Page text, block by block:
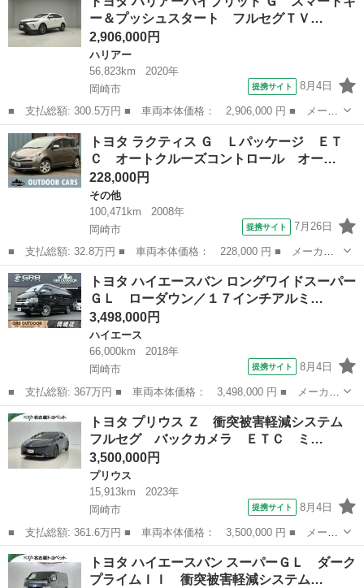
ランドキャビン 新車未登録／４列１０人乗り／４ＷＤ／寒冷地仕様
／パノラミ...
ー＆プッシュスタート フルセグＴＶ…
2,906,000円
ハリアー
56,823km
2020年
岡崎市
提携サイト 8月4日
■ 支払総額: 300.5万円 ■ 車両本体価格： 2,906,000 円 ■ メーカ
ー名： トヨタ ■ 車種名： ハリアーハイブリッド ■ グレード
名： Ｇ スマートキー＆プッシュスタート フルセグＴＶ ＡＵ
Ｘ ＬＥＤラ...
愛知 岡崎市 ハリアー
トヨタ ラクティス Ｇ Ｌパッケージ ＥＴ
Ｃ オートクルーズコントロール オー…
228,000円
その他
100,471km
2008年
岡崎市
提携サイト 7月26日
■ 支払総額: 32.8万円 ■ 車両本体価格： 228,000 円 ■ メーカー
名： トヨタ ■ 車種名： ラクティス ■ グレード名： Ｇ Ｌパ
ッケージ ＥＴＣ オートクルーズコントロール オートライト ス
マートキー ...
愛知 岡崎市 その他
トヨタ ハイエースバン ロングワイドスーパー
ＧＬ ローダウン／１７インチアルミ…
3,498,000円
ハイエース
66,000km
2018年
岡崎市
提携サイト 8月4日
■ 支払総額: 367万円 ■ 車両本体価格： 3,498,000 円 ■ メーカー
名： トヨタ ■ 車種名： ハイエースバン ■ グレード名： ロン
グワイドスーパーＧＬ ローダウン／１７インチアルミ／ベッドキッ
ト／シート...
愛知 岡崎市 ハイエース
トヨタ プリウス Ｚ 衝突被害軽減システム
フルセグ バックカメラ ＥＴＣ ミ…
3,500,000円
プリウス
15,913km
2023年
岡崎市
提携サイト 8月4日
■ 支払総額: 361.6万円 ■ 車両本体価格： 3,500,000 円 ■ メーカ
ー名： トヨタ ■ 車種名： プリウス ■ グレード名： Ｚ 衝突
被害軽減システム フルセグ バックカメラ ＥＴＣ ミュージック
プレイヤ...
愛知 岡崎市 プリウス
トヨタ ハイエースバン スーパーＧＬ ダーク
プライムＩＩ 衝突被害軽減システム…